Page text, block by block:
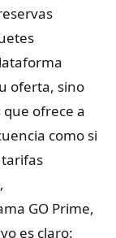
oferta, sino
ofrece a
como si
GO Prime,
es claro: